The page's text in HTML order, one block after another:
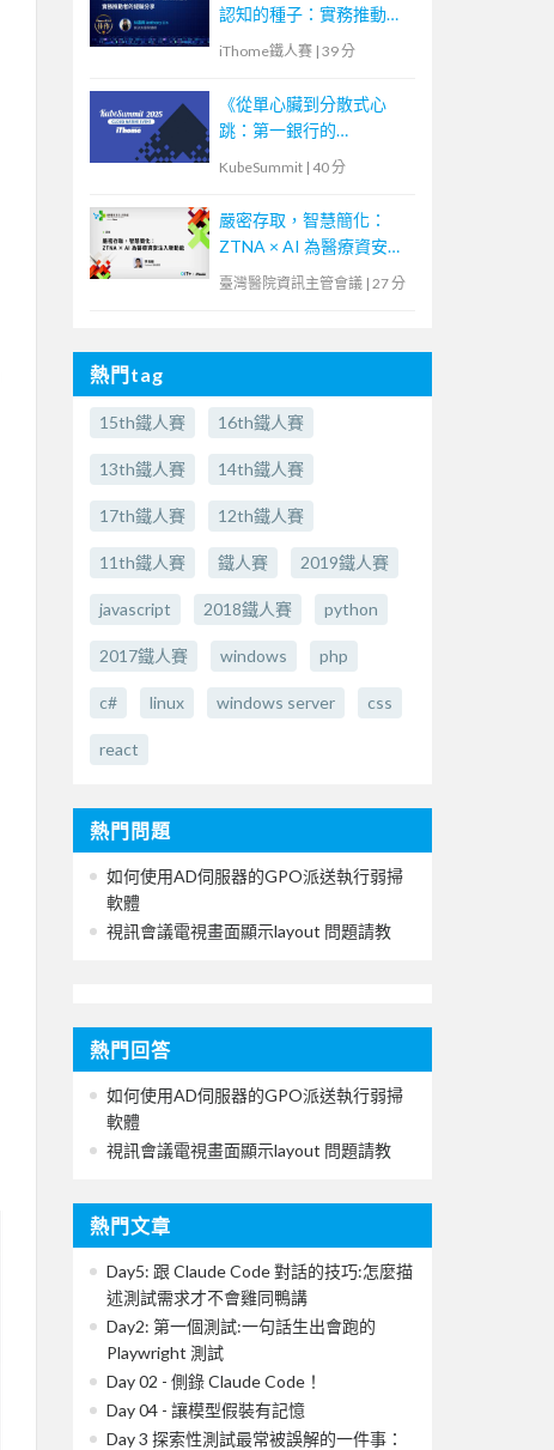
認知的種子：實務推動者
的經驗分享
iThome鐵人賽 | 39 分
《從單心臟到分散式心
跳：第一銀行的
Kubernetes 核心轉型實
KubeSummit | 40 分
嚴密存取，智慧簡化：
ZTNA × AI 為醫療資安注
入新動能
臺灣醫院資訊主管會議 | 27 分
熱門tag
15th鐵人賽 16th鐵人賽
13th鐵人賽 14th鐵人賽
17th鐵人賽 12th鐵人賽
11th鐵人賽 鐵人賽 2019鐵人賽
javascript 2018鐵人賽 python
2017鐵人賽 windows php
c# linux windows server css
react
熱門問題
如何使用AD伺服器的GPO派送執行弱掃
軟體
視訊會議電視畫面顯示layout 問題請教
熱門回答
如何使用AD伺服器的GPO派送執行弱掃
軟體
視訊會議電視畫面顯示layout 問題請教
熱門文章
Day5: 跟 Claude Code 對話的技巧:怎麼描
述測試需求才不會雞同鴨講
Day2: 第一個測試:一句話生出會跑的
Playwright 測試
Day 02 - 側錄 Claude Code！
Day 04 - 讓模型假裝有記憶
Day 3 探索性測試最常被誤解的一件事：